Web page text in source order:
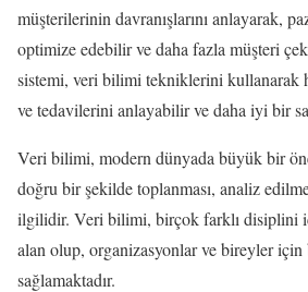
müşterilerinin davranışlarını anlayarak,
optimize edebilir ve daha fazla müşteri
sistemi, veri bilimi tekniklerini kullanarak
ve tedavilerini anlayabilir ve daha iyi bir
Veri bilimi, modern dünyada büyük bir
doğru bir şekilde toplanması, analiz
ilgilidir. Veri bilimi, birçok farklı disiplini
alan olup, organizasyonlar ve bireyler
sağlamaktadır.